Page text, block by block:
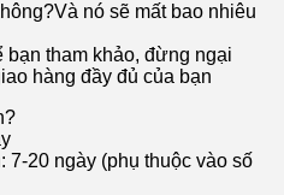
nó sẽ mất bao nhiêu
bạn tham khảo, đừng ngại
hàng đầy đủ của bạn
20 ngày (phụ thuộc vào số